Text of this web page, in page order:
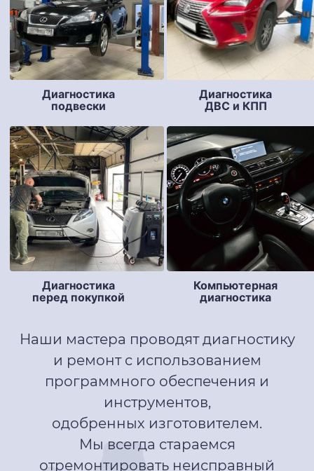
Диагностика
подвески
Диагностика
ДВС и КПП
Диагностика
перед покупкой
Компьютерная
диагностика
Наши мастера проводят диагностику
и ремонт с использованием
программного обеспечения и
инструментов,
одобренных изготовителем.
Мы всегда стараемся
отремонтировать неисправный